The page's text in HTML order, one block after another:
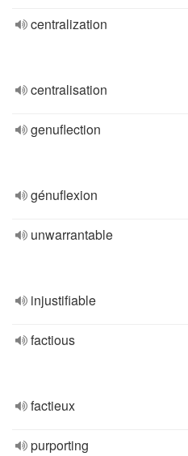
centralization
centralisation
genuflection
génuflexion
unwarrantable
injustifiable
factious
factieux
purporting